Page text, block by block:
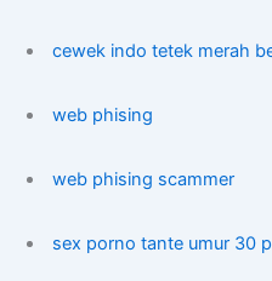
cewek indo tetek merah
web phising
web phising scammer
sex porno tante umur 30